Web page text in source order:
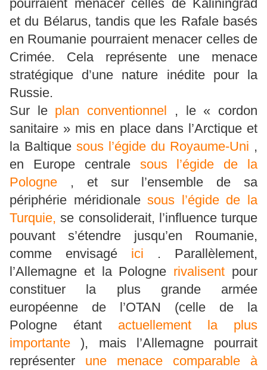
pourraient menacer celles de Kaliningrad
et du Bélarus, tandis que les Rafale basés
en Roumanie pourraient menacer celles de
Crimée. Cela représente une menace
stratégique d’une nature inédite pour la
Russie.
Sur le plan conventionnel , le « cordon
sanitaire » mis en place dans l’Arctique et
la Baltique sous l’égide du Royaume-Uni ,
en Europe centrale sous l’égide de la
Pologne , et sur l’ensemble de sa
périphérie méridionalesous l’égide de la
Turquie,se consoliderait, l’influence turque
pouvant s’étendre jusqu’en Roumanie,
comme envisagé ici . Parallèlement,
l’Allemagne et la Pologne rivalisent pour
constituer la plus grande armée
européenne de l’OTAN (celle de la
Pologne étant actuellement la plus
importante), mais l’Allemagne pourrait
représenter une menace comparable à